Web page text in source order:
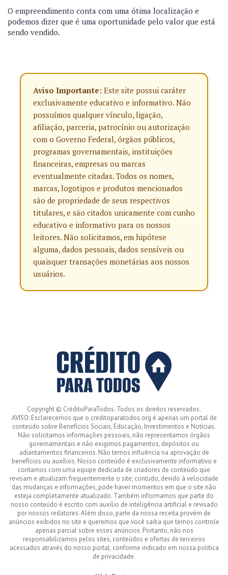
O empreendimento conta com uma ótima localização e
podemos dizer que é uma oportunidade pelo valor que está
sendo vendido.
Aviso Importante: Este site possui caráter
exclusivamente educativo e informativo. Não
possuímos qualquer vínculo, ligação,
afiliação, parceria, patrocínio ou autorização
com o Governo Federal, órgãos públicos,
programas governamentais, instituições
financeiras, empresas ou marcas
eventualmente citadas. Todos os nomes,
marcas, logotipos e produtos mencionados
são de propriedade de seus respectivos
titulares, e são citados unicamente com cunho
educativo e informativo para os nossos
leitores. Não solicitamos, em hipótese
alguma, dados pessoais, dados sensíveis ou
quaisquer transações monetárias aos nossos
usuários.
Copyright © CréditoParaTodos. Todos os direitos reservados.
AVISO: Esclarecemos que o creditoparatodos.org é apenas um portal de
conteúdo sobre Benefícios Sociais, Educação, Investimentos e Notícias.
Não solicitamos informações pessoais, não representamos órgãos
governamentais e não exigimos pagamentos, depósitos ou
adiantamentos financeiros. Não temos influência na aprovação de
benefícios ou auxílios. Nosso conteúdo é exclusivamente informativo e
contamos com uma equipe dedicada de criadores de conteúdo que
revisam e atualizam frequentemente o site; contudo, devido à velocidade
das mudanças e informações, pode haver momentos em que o site não
esteja completamente atualizado. Também informamos que parte do
nosso conteúdo é escrito com auxílio de inteligência artificial e revisado
por nossos redatores. Além disso, parte da nossa receita provém de
anúncios exibidos no site e queremos que você saiba que temos controle
apenas parcial sobre esses anúncios. Portanto, não nos
responsabilizamos pelos sites, conteúdos e ofertas de terceiros
acessados através do nosso portal, conforme indicado em nossa política
de privacidade.